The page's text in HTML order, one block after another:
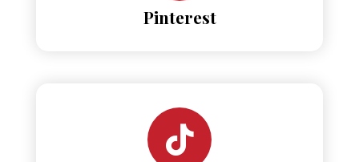
Pinterest